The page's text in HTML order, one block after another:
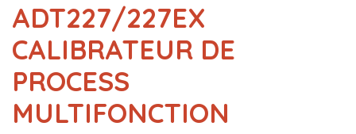
ADT227/227EX
CALIBRATEUR DE
PROCESS
MULTIFONCTION